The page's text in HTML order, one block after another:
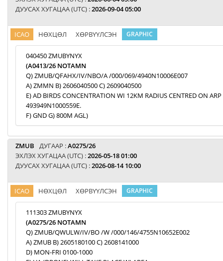
ДУУСАХ ХУГАЦАА (UTC) :2026-09-04 05:00
ICAO НӨХЦӨЛ ХӨРВҮҮЛСЭН GRAPHIC
040450 ZMUBYNYX
(A0413/26 NOTAMN
Q) ZMUB/QFAHX/IV/NBO/A /000/069/4940N10006E007
A) ZMMN B) 2606040500 C) 2609040500
E) AD BIRDS CONCENTRATION WI 12KM RADIUS CENTRED ON ARP
493949N1000559E.
F) GND G) 800M AGL)
ZMUB ДУГААР :A0275/26
ЭХЛЭХ ХУГАЦАА (UTC) :2026-05-18 01:00
ДУУСАХ ХУГАЦАА (UTC) :2026-08-14 10:00
ICAO НӨХЦӨЛ ХӨРВҮҮЛСЭН GRAPHIC
111303 ZMUBYNYX
(A0275/26 NOTAMN
Q) ZMUB/QWULW/IV/BO /W /000/146/4755N10652E002
A) ZMUB B) 2605180100 C) 2608141000
D) MON-FRI 0100-1000